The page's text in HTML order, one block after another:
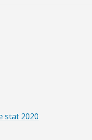
stat 2020